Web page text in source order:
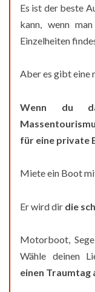
Es ist der beste
kann, wenn
Einzelheiten
Aber es gibt eine
Wenn du
für eine private
Miete ein Boot
Er wird dir die
Motorboot,
Wähle deinen
einen Traumtag